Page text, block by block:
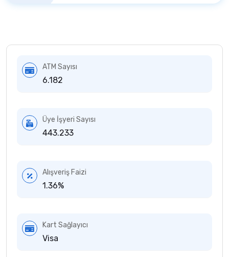
ATM Sayısı
6.182
Üye İşyeri Sayısı
443.233
Alışveriş Faizi
1.36%
Kart Sağlayıcı
Visa